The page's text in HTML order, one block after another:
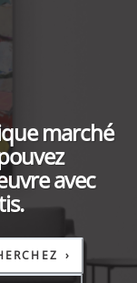
marché
avec
›